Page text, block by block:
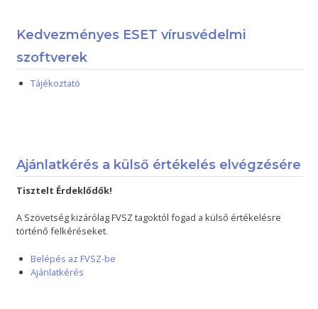
Kedvezményes ESET vírusvédelmi
szoftverek
Tájékoztató
Ajánlatkérés a külső értékelés elvégzésére
Tisztelt Érdeklődők!
A Szövetség kizárólag FVSZ tagoktól fogad a külső értékelésre
történő felkéréseket.
Belépés az FVSZ-be
Ajánlatkérés